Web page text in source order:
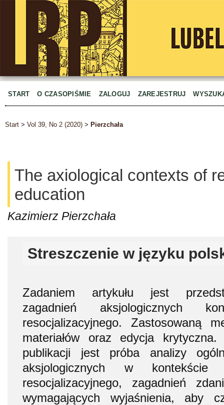
START O CZASOPIŚMIE ZALOGUJ ZAREJESTRUJ
Start > Vol 39, No 2 (2020) > Pierzchała
The axiological contexts of
education
Kazimierz Pierzchała
Streszczenie w języku
Zadaniem artykułu jest
zagadnień aksjologicznych
resocjalizacyjnego. Zastosowaną
materiałów oraz edycja krytyczna.
publikacji jest próba analizy
aksjologicznych w kontekście
resocjalizacyjnego, zagadnień
wymagających wyjaśnienia, aby